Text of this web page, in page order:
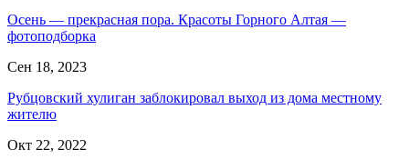
Осень — прекрасная пора. Красоты Горного Алтая —
фотоподборка
Сен 18, 2023
Рубцовский хулиган заблокировал выход из дома местному
жителю
Окт 22, 2022